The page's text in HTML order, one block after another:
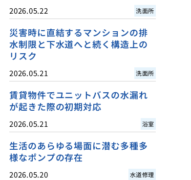
2026.05.22 洗面所
災害時に直結するマンションの排
水制限と下水道へと続く構造上の
リスク
2026.05.21 洗面所
賃貸物件でユニットバスの水漏れ
が起きた際の初期対応
2026.05.21 浴室
生活のあらゆる場面に潜む多種多
様なポンプの存在
2026.05.20 水道修理